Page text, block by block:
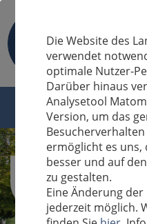
Die Website des
verwendet
optimale Nutzer-
Darüber hinaus
Analysetool
Version, um das
ermöglicht es uns,
besser und auf
zu gestalten.
Eine Änderung
jederzeit möglich.